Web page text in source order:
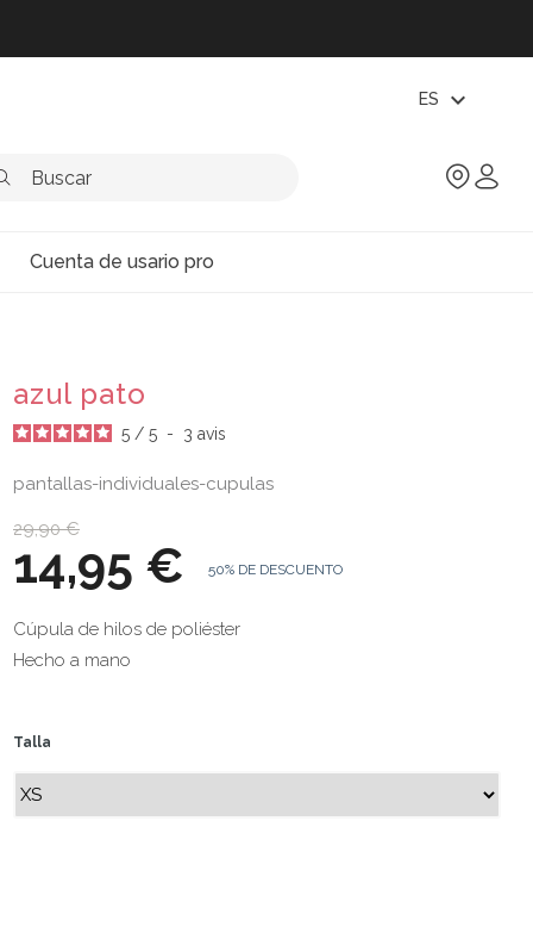
ES expand_more
Cuenta de usario pro
azul pato
5 / 5 - 3 avis
pantallas-individuales-cupulas
29,90 €
14,95 € 50% DE DESCUENTO
Cúpula de hilos de poliéster
Hecho a mano
Talla